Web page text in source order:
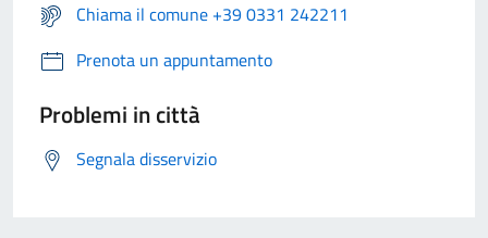
Chiama il comune +39 0331 242211
Prenota un appuntamento
Problemi in città
Segnala disservizio